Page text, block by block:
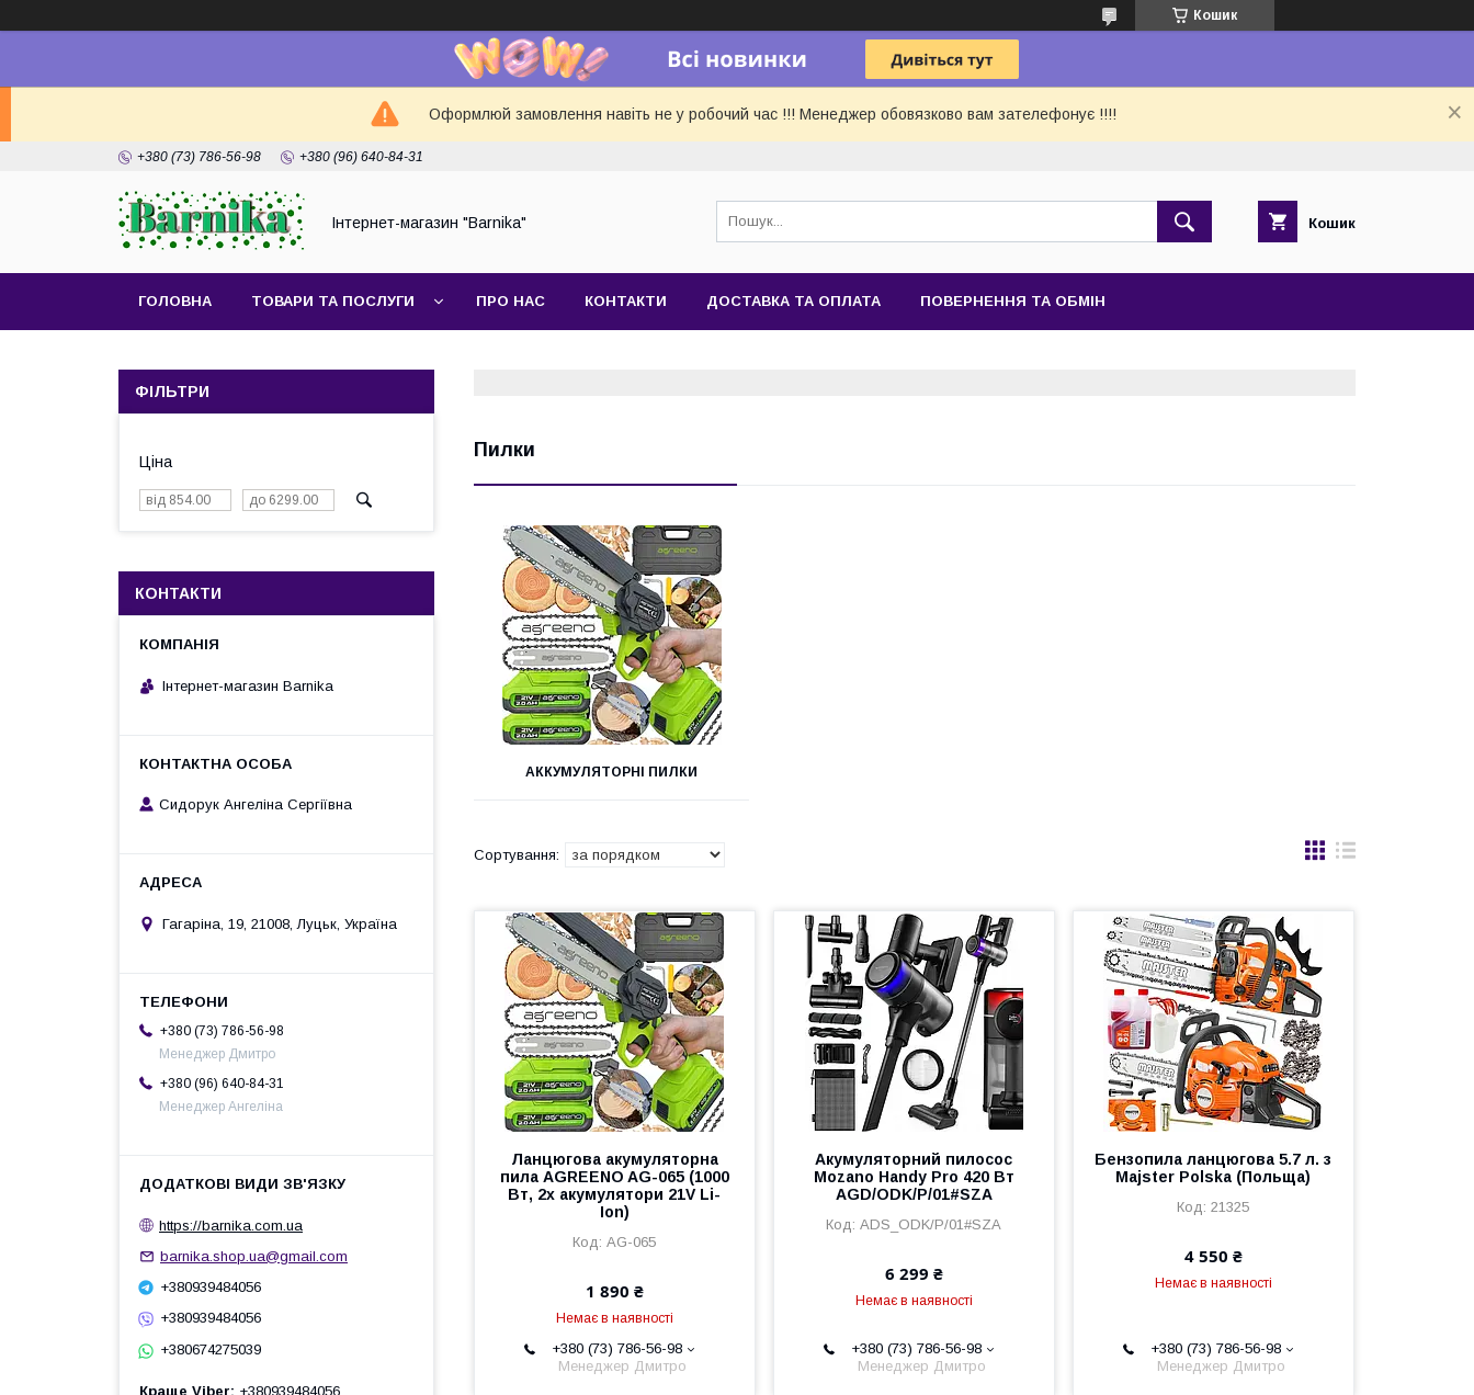
Кошик
Оформлюй замовлення навіть не у робочий час !!! Менеджер обовязково вам зателефонує !!!!
+380 (73) 786-56-98 +380 (96) 640-84-31
Інтернет-магазин "Barnika" Кошик
ГОЛОВНА ТОВАРИ ТА ПОСЛУГИ ПРО НАС КОНТАКТИ ДОСТАВКА ТА ОПЛАТА ПОВЕРНЕННЯ ТА ОБМІН
Пилки
АККУМУЛЯТОРНІ ПИЛКИ
Ланцюгова акумуляторна
пила AGREENO AG-065 (1000
Вт, 2x акумулятори 21V Li-
Ion)
AG-065
1 890 ₴
Немає в наявності
+380 (73) 786-56-98
Менеджер Дмитро
Акумуляторний пилосос
Mozano Handy Pro 420 Вт
AGD/ODK/P/01#SZA
ADS_ODK/P/01#SZA
6 299 ₴
Немає в наявності
+380 (73) 786-56-98
Менеджер Дмитро
Бензопила ланцюгова 5.7 л. з
Majster Polska (Польща)
21325
4 550 ₴
Немає в наявності
+380 (73) 786-56-98
Менеджер Дмитро
ФІЛЬТРИ
Ціна
КОНТАКТИ
Інтернет-магазин Barnika
Сидорук Ангеліна Сергіївна
Гагаріна, 19, 21008, Луцьк, Україна
+380 (73) 786-56-98
Менеджер Дмитро
+380 (96) 640-84-31
Менеджер Ангеліна
https://barnika.com.ua
barnika.shop.ua@gmail.com
+380939484056
+380939484056
+380674275039
Краще Viber +380939484056